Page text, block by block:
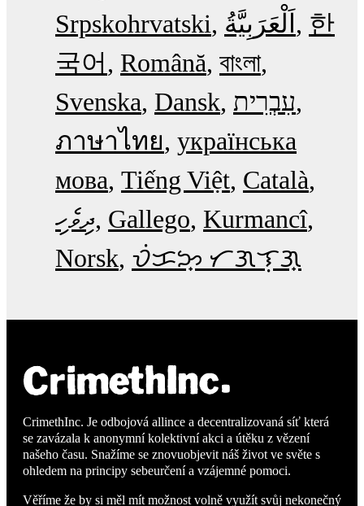
Srpskohrvatski
한
국어
Română বাংলা
Svenska Dansk עִבְרִית
ภาษาไทย українська
мова Tiếng Việt Català
ދިވެހި Gallego Kurmancî
Norsk ᜏᜒᜃᜅ᜔ ᜆᜄᜎᜓᜄ᜔
CrimethInc. Je odbojová allince a decentralizovaná síť která
se zavázala k anonymní kolektivní akci a útěku z vězení
našeho času. Snažíme se znovuobjevit náš život ve světe s
ohledem na principy sebeurčení a vzájemné pomoci.
Věříme že by si měl mít možnost volně využít svůj nekonečný